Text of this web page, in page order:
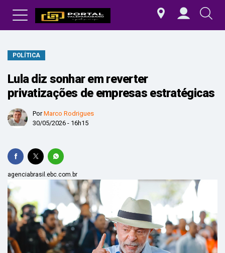
POLÍTICA
Lula diz sonhar em reverter
privatizações de empresas estratégicas
PorMarco Rodrigues
30/05/2026 - 16h15
agenciabrasil.ebc.com.br